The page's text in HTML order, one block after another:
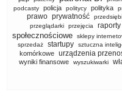
podcasty policja politycy polityka
prawo prywatność
przeglądarki
przejęcia raporty
społecznościowe
sklepy
sprzedaż
startupy sztuczna
komórkowe urządzenia
wyniki finansowe wyszukiwarki